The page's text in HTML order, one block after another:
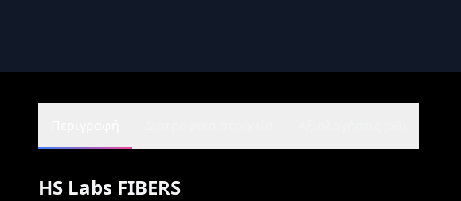
HS Labs FIBERS